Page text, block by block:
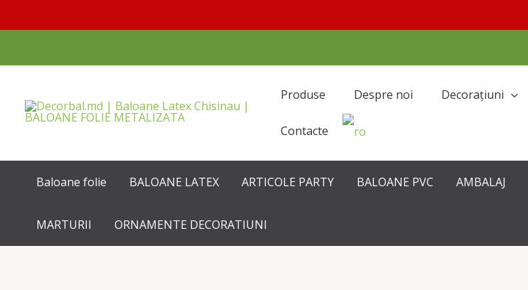
Produse Despre noi Decorațiuni
Contacte
Baloane folie BALOANE LATEX ARTICOLE PARTY BALOANE PVC AMBALAJ
MARTURII ORNAMENTE DECORATIUNI